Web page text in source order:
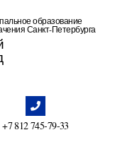
образование
Санкт-Петербурга
+7 812 745‑79-33